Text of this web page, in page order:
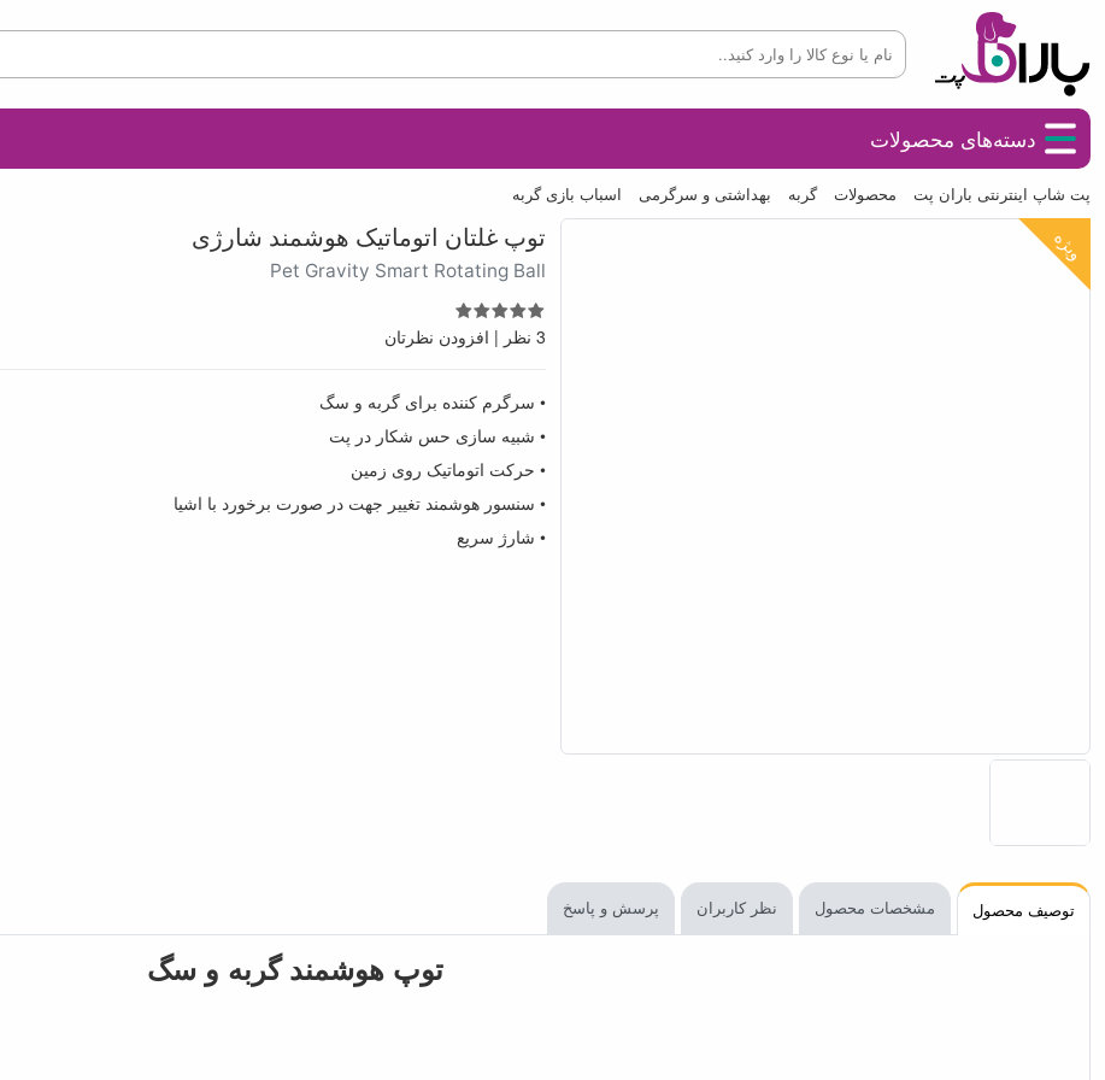
دسته‌های محصولات
پت شاپ اینترنتی باران پت محصولات گربه بهداشتی و سرگرمی اسباب بازی گربه
ویژه توپ غلتان اتوماتیک هوشمند شارژی
Pet Gravity Smart Rotating Ball
3 نظر | افزودن نظرتان
• سرگرم کننده برای گربه و سگ
• شبیه سازی حس شکار در پت
• حرکت اتوماتیک روی زمین
• سنسور هوشمند تغییر جهت در صورت برخورد با اشیا
• شارژ سریع
توصیف محصول مشخصات محصول نظر کاربران پرسش و پاسخ
توپ هوشمند گربه و سگ